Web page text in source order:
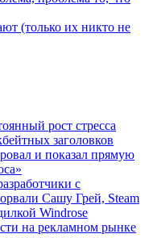
(только их никто не
рост стресса
заголовков
и показал прямую
с
Сашу Грей, Steam
Windrose
на рекламном рынке